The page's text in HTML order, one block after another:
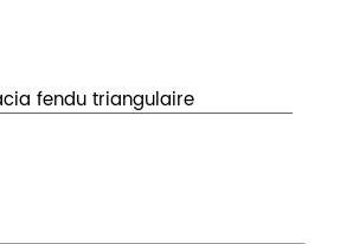
fendu triangulaire